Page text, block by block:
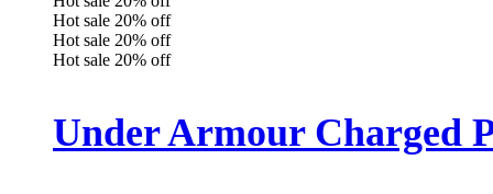
Hot sale 20% off
Hot sale 20% off
Hot sale 20% off
Under Armour Charged